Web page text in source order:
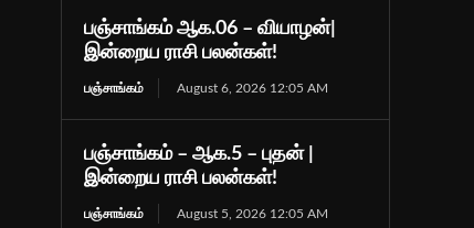
பஞ்சாங்கம் ஆக.06 – வியாழன்|
இன்றைய ராசி பலன்கள்!
பஞ்சாங்கம் August 6, 2026 12:05 AM
பஞ்சாங்கம் – ஆக.5 – புதன் |
இன்றைய ராசி பலன்கள்!
பஞ்சாங்கம் August 5, 2026 12:05 AM